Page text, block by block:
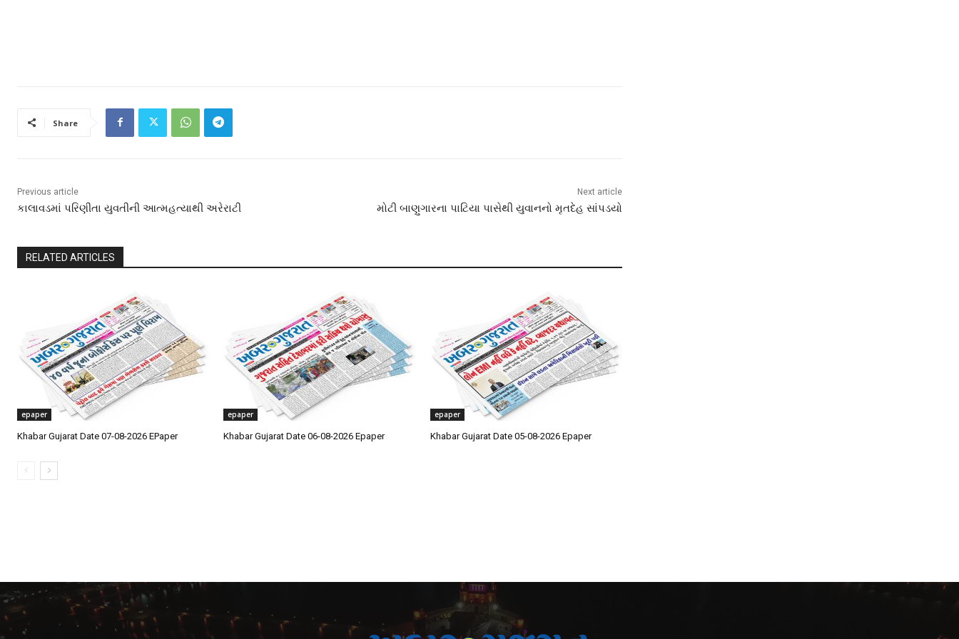
Share
Previous article
કાલાવડમાં પરિણીતા યુવતીની આત્મહત્યાથી અરેરાટી
Next article
મોટી બાણુગારના પાટિયા પાસેથી યુવાનનો મૃતદેહ સાંપડયો
RELATED ARTICLES
epaper
Khabar Gujarat Date 07-08-2026 EPaper
epaper
Khabar Gujarat Date 06-08-2026 Epaper
epaper
Khabar Gujarat Date 05-08-2026 Epaper